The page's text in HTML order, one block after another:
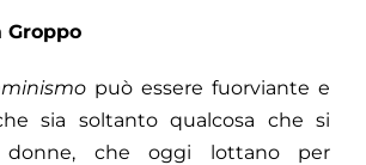
Groppo
può essere fuorviante e
sia soltanto qualcosa che si
donne, che oggi lottano per